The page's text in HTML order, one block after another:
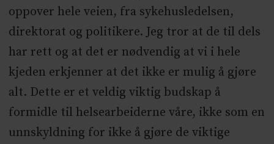
oppover hele veien, fra sykehusledelsen,
direktorat og politikere. Jeg tror at de til dels
har rett og at det er nødvendig at vi i hele
kjeden erkjenner at det ikke er mulig å gjøre
alt. Dette er et veldig viktig budskap å
formidle til helsearbeiderne våre, ikke som en
unnskyldning for ikke å gjøre de viktige